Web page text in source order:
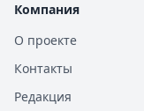
Компания
О проекте
Контакты
Редакция